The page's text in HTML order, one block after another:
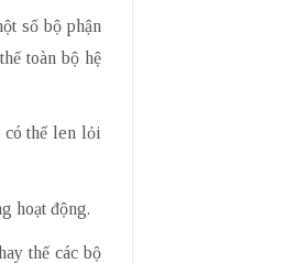
số bộ phận
toàn bộ hệ
có thể len lỏi
hoạt động.
thế các bộ